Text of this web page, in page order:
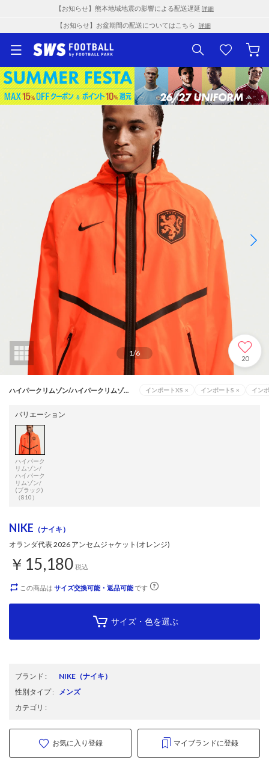
【お知らせ】熊本地域地震の影響による配送遅延 詳細
【お知らせ】お盆期間の配送についてはこちら 詳細
1/6
20
ハイパークリムゾン/ハイパークリムゾン/(ブラック)（810） インポートXS × インポートS × イン
バリエーション
ハイパーク
リムゾン/
ハイパーク
リムゾン/
(ブラック)
（810）
NIKE （ナイキ）
オランダ代表 2026 アンセムジャケット(オレンジ)
￥15,180 税込
この商品は サイズ交換可能・返品可能です
サイズ・色を選ぶ
ブランド : NIKE （ナイキ）
性別タイプ: メンズ
カテゴリ :
お気に入り登録 マイブランドに登録